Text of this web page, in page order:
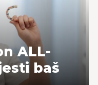
ALL-
baš